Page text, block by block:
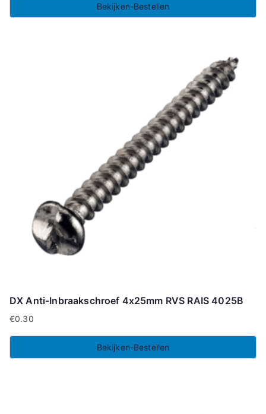
Bekijken-Bestellen
DX Anti-Inbraakschroef 4x25mm RVS RAIS 4025B
€0.30
Bekijken-Bestellen